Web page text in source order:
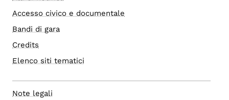
Accesso civico e documentale
Bandi di gara
Credits
Elenco siti tematici
Note legali